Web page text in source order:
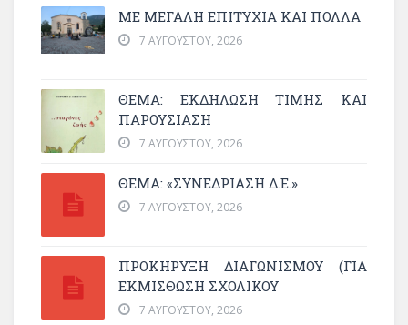
ΜΕ ΜΕΓΆΛΗ ΕΠΙΤΥΧΊΑ ΚΑΙ ΠΟΛΛΆ
7 ΑΥΓΟΎΣΤΟΥ, 2026
ΘΈΜΑ: ΕΚΔΉΛΩΣΗ ΤΙΜΉΣ ΚΑΙ
ΠΑΡΟΥΣΊΑΣΗ
7 ΑΥΓΟΎΣΤΟΥ, 2026
ΘΕΜΑ: «ΣΥΝΕΔΡΊΑΣΗ Δ.Ε.»
7 ΑΥΓΟΎΣΤΟΥ, 2026
ΠΡΟΚΗΡΥΞΗ ΔΙΑΓΩΝΙΣΜΟΥ (ΓΙΑ
ΕΚΜΊΣΘΩΣΗ ΣΧΟΛΙΚΟΎ
7 ΑΥΓΟΎΣΤΟΥ, 2026